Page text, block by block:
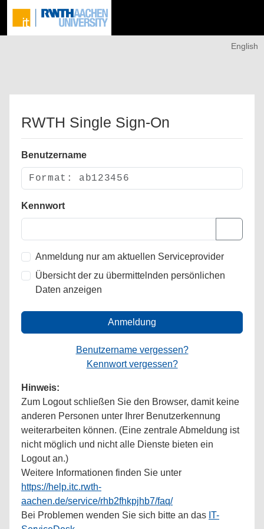
English
RWTH Single Sign-On
Benutzername
Kennwort
Anmeldung nur am aktuellen Serviceprovider
Übersicht der zu übermittelnden persönlichen
Daten anzeigen
Anmeldung
Benutzername vergessen?
Kennwort vergessen?
Hinweis:
Zum Logout schließen Sie den Browser, damit keine
anderen Personen unter Ihrer Benutzerkennung
weiterarbeiten können. (Eine zentrale Abmeldung ist
nicht möglich und nicht alle Dienste bieten ein
Logout an.)
Weitere Informationen finden Sie unter
https://help.itc.rwth-
aachen.de/service/rhb2fhkpjhb7/faq/
Bei Problemen wenden Sie sich bitte an das IT-